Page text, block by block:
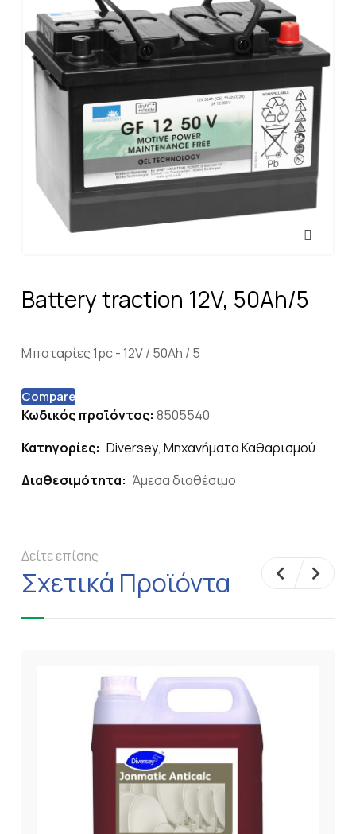
Battery traction 12V, 50Ah/5
Μπαταρίες 1pc - 12V / 50Ah / 5
Compare
Κωδικός προϊόντος: 8505540
Κατηγορίες: Diversey, Μηχανήματα Καθαρισμού
Διαθεσιμότητα: Άμεσα διαθέσιμο
Δείτε επίσης
Σχετικά Προϊόντα